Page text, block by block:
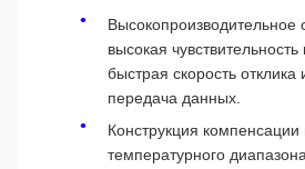
Высокопроизводительное
высокая чувствительность
быстрая скорость отклика
передача данных.
Конструкция компенсации
температурного